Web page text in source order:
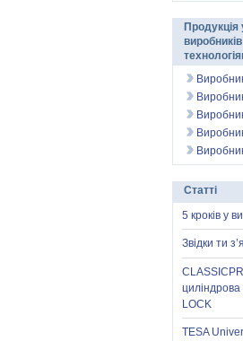
Продукція
Статті
5 кроків у
Звідки ти
LOCK
TESA